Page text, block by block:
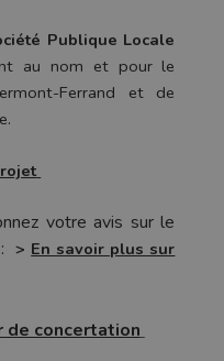
Publique Locale
au nom et pour le
Ferrand et de
votre avis sur le
> En savoir plus sur
de concertation